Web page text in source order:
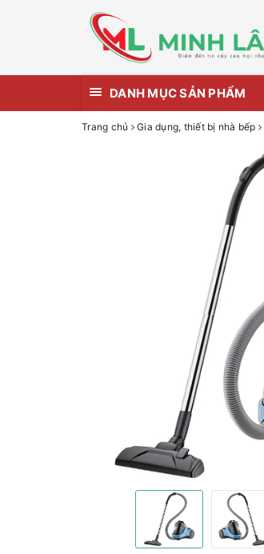
DANH MỤC SẢN PHẨM
Trang chủ Gia dụng, thiết bị nhà bếp